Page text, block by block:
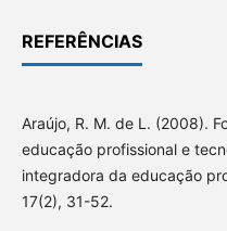
REFERÊNCIAS
Araújo, R. M. de L. (2008).
educação profissional e
integradora da educação
17(2), 31-52.